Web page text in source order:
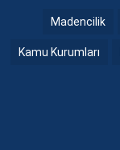
Madencilik
Kamu Kurumları